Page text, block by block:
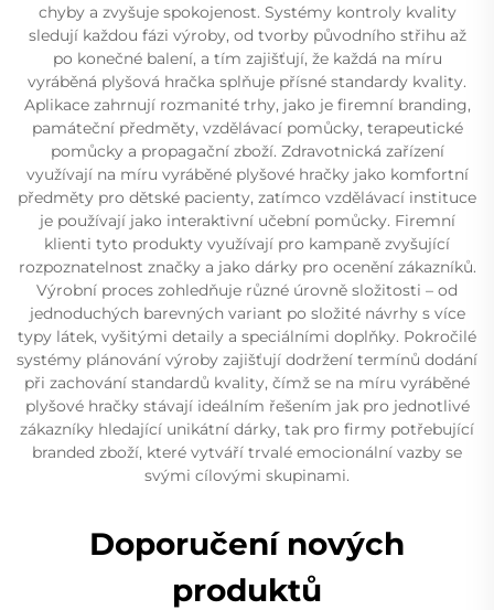
chyby a zvyšuje spokojenost. Systémy kontroly kvality
sledují každou fázi výroby, od tvorby původního střihu až
po konečné balení, a tím zajišťují, že každá na míru
vyráběná plyšová hračka splňuje přísné standardy kvality.
Aplikace zahrnují rozmanité trhy, jako je firemní branding,
památeční předměty, vzdělávací pomůcky, terapeutické
pomůcky a propagační zboží. Zdravotnická zařízení
využívají na míru vyráběné plyšové hračky jako komfortní
předměty pro dětské pacienty, zatímco vzdělávací instituce
je používají jako interaktivní učební pomůcky. Firemní
klienti tyto produkty využívají pro kampaně zvyšující
rozpoznatelnost značky a jako dárky pro ocenění zákazníků.
Výrobní proces zohledňuje různé úrovně složitosti – od
jednoduchých barevných variant po složité návrhy s více
typy látek, vyšitými detaily a speciálními doplňky. Pokročilé
systémy plánování výroby zajišťují dodržení termínů dodání
při zachování standardů kvality, čímž se na míru vyráběné
plyšové hračky stávají ideálním řešením jak pro jednotlivé
zákazníky hledající unikátní dárky, tak pro firmy potřebující
branded zboží, které vytváří trvalé emocionální vazby se
svými cílovými skupinami.
Doporučení nových
produktů